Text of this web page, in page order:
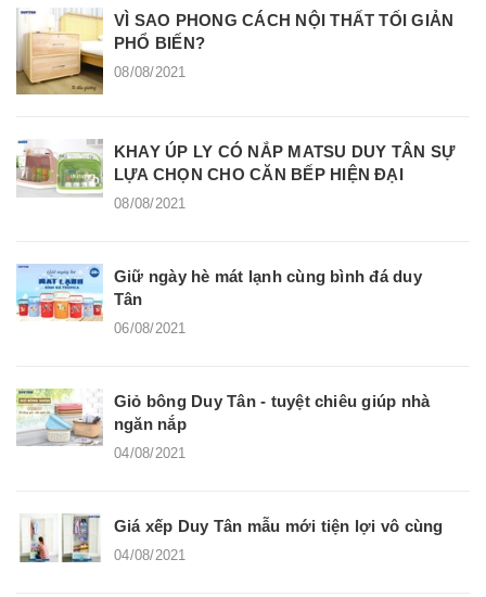
VÌ SAO PHONG CÁCH NỘI THẤT TỐI GIẢN
PHỔ BIẾN?
08/08/2021
KHAY ÚP LY CÓ NẮP MATSU DUY TÂN SỰ
LỰA CHỌN CHO CĂN BẾP HIỆN ĐẠI
08/08/2021
Giữ ngày hè mát lạnh cùng bình đá duy
Tân
06/08/2021
Giỏ bông Duy Tân - tuyệt chiêu giúp nhà
ngăn nắp
04/08/2021
Giá xếp Duy Tân mẫu mới tiện lợi vô cùng
04/08/2021